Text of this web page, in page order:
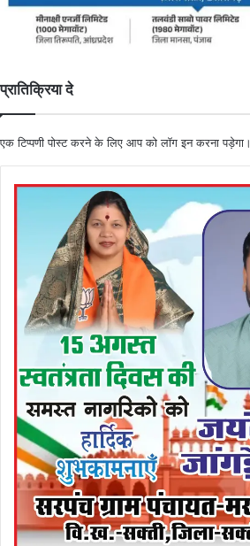
प्रातिक्रिया दे
एक टिप्पणी पोस्ट करने के लिए आप कोलॉग इनकरना पड़ेगा।